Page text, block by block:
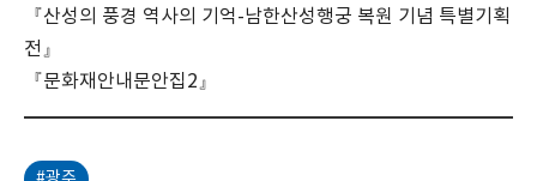
『산성의 풍경 역사의 기억-남한산성행궁 복원 기념 특별기획
전』
『문화재안내문안집2』